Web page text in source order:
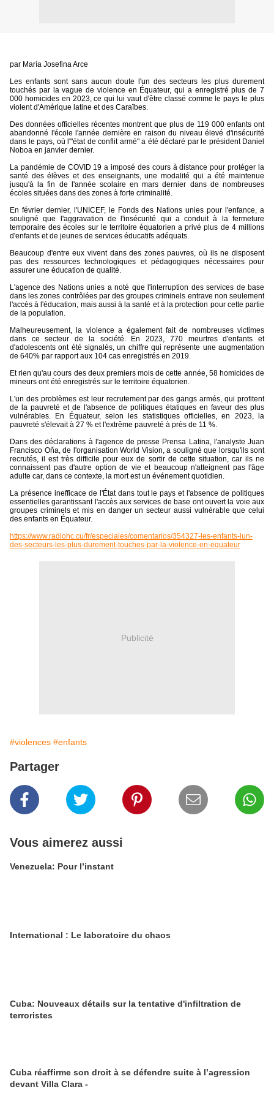
par María Josefina Arce
Les enfants sont sans aucun doute l'un des secteurs les plus durement
touchés par la vague de violence en Équateur, qui a enregistré plus de 7
000 homicides en 2023, ce qui lui vaut d'être classé comme le pays le plus
violent d'Amérique latine et des Caraïbes.
Des données officielles récentes montrent que plus de 119 000 enfants ont
abandonné l'école l'année dernière en raison du niveau élevé d'insécurité
dans le pays, où l'"état de conflit armé" a été déclaré par le président Daniel
Noboa en janvier dernier.
La pandémie de COVID 19 a imposé des cours à distance pour protéger la
santé des élèves et des enseignants, une modalité qui a été maintenue
jusqu'à la fin de l'année scolaire en mars dernier dans de nombreuses
écoles situées dans des zones à forte criminalité.
En février dernier, l'UNICEF, le Fonds des Nations unies pour l'enfance, a
souligné que l'aggravation de l'insécurité qui a conduit à la fermeture
temporaire des écoles sur le territoire équatorien a privé plus de 4 millions
d'enfants et de jeunes de services éducatifs adéquats.
Beaucoup d'entre eux vivent dans des zones pauvres, où ils ne disposent
pas des ressources technologiques et pédagogiques nécessaires pour
assurer une éducation de qualité.
L'agence des Nations unies a noté que l'interruption des services de base
dans les zones contrôlées par des groupes criminels entrave non seulement
l'accès à l'éducation, mais aussi à la santé et à la protection pour cette partie
de la population.
Malheureusement, la violence a également fait de nombreuses victimes
dans ce secteur de la société. En 2023, 770 meurtres d'enfants et
d'adolescents ont été signalés, un chiffre qui représente une augmentation
de 640% par rapport aux 104 cas enregistrés en 2019.
Et rien qu'au cours des deux premiers mois de cette année, 58 homicides de
mineurs ont été enregistrés sur le territoire équatorien.
L'un des problèmes est leur recrutement par des gangs armés, qui profitent
de la pauvreté et de l'absence de politiques étatiques en faveur des plus
vulnérables. En Équateur, selon les statistiques officielles, en 2023, la
pauvreté s'élevait à 27 % et l'extrême pauvreté à près de 11 %.
Dans des déclarations à l'agence de presse Prensa Latina, l'analyste Juan
Francisco Oña, de l'organisation World Vision, a souligné que lorsqu'ils sont
recrutés, il est très difficile pour eux de sortir de cette situation, car ils ne
connaissent pas d'autre option de vie et beaucoup n'atteignent pas l'âge
adulte car, dans ce contexte, la mort est un événement quotidien.
La présence inefficace de l'État dans tout le pays et l'absence de politiques
essentielles garantissant l'accès aux services de base ont ouvert la voie aux
groupes criminels et mis en danger un secteur aussi vulnérable que celui
des enfants en Équateur.
https://www.radiohc.cu/fr/especiales/comentarios/354327-les-enfants-lun-
des-secteurs-les-plus-durement-touches-par-la-violence-en-equateur
Publicité
#violences #enfants
Partager
Vous aimerez aussi
Venezuela: Pour l’instant
International : Le laboratoire du chaos
Cuba: Nouveaux détails sur la tentative d'infiltration de
terroristes
Cuba réaffirme son droit à se défendre suite à l’agression
devant Villa Clara -